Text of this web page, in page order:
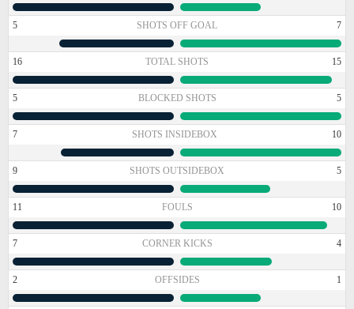
5 SHOTS OFF GOAL 7
16 TOTAL SHOTS 15
5 BLOCKED SHOTS 5
7 SHOTS INSIDEBOX 10
9 SHOTS OUTSIDEBOX 5
11 FOULS 10
7 CORNER KICKS 4
2 OFFSIDES 1